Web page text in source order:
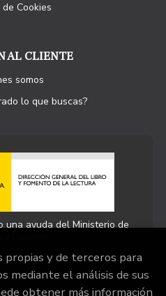
Cookies
AL CLIENTE
somos
lo que buscas?
una ayuda del Ministerio de
propias y de terceros para
mediante el análisis de sus
obtener más información